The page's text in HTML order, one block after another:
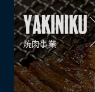
焼肉事業